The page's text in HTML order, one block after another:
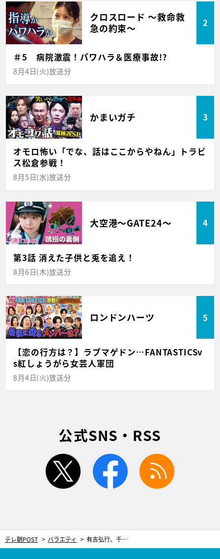
クロスロード ～救命救
急の約束～
2
＃5 病院激震！パワハラ＆医療事故!?
8月4日(火)放送分
かまいガチ 3
オモロ怖い「でな、話はここからやねん」トラビ
ス松倉参戦！
8月5日(水)放送分
大空港～GATE24～ 4
第3話 消えた子供と兎を追え！
8月6日(木)放送分
ロンドンハーツ 5
【恋の行方は？】ラブマゲドン…FANTASTICSv
s紅しょうがら女芸人軍団
8月4日(火)放送分
公式SNS・RSS
twitter facebook
テレ朝POST バラエティ 有吉弘行、千鳥・大悟から笑われる！「こんなにダサい姿を初めて見た」